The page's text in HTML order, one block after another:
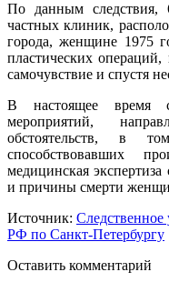
По данным следствия,
частных клиник,
города, женщине 1975
пластических
самочувствие и спустя
В настоящее время
мероприятий,
обстоятельств, в
способствовавших
медицинская экспертиза
и причины смерти
Источник: Следственное
РФ по Санкт-Петербургу
Оставить комментарий